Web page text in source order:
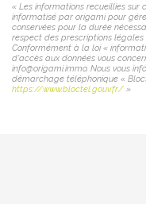
« Les informations recueillies sur
informatisé par origami pour
conservées pour la durée
respect des prescriptions
Conformément à la loi «
d'accès aux données vous
info@origami.immo. Nous vous
démarchage téléphonique «
https://www.bloctel.gouv.fr/ »